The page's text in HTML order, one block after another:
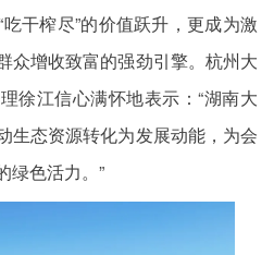
干榨尽”的价值跃升，更成为激
众增收致富的强劲引擎。杭州大
徐江信心满怀地表示：“湖南大
生态资源转化为发展动能，为会
绿色活力。”